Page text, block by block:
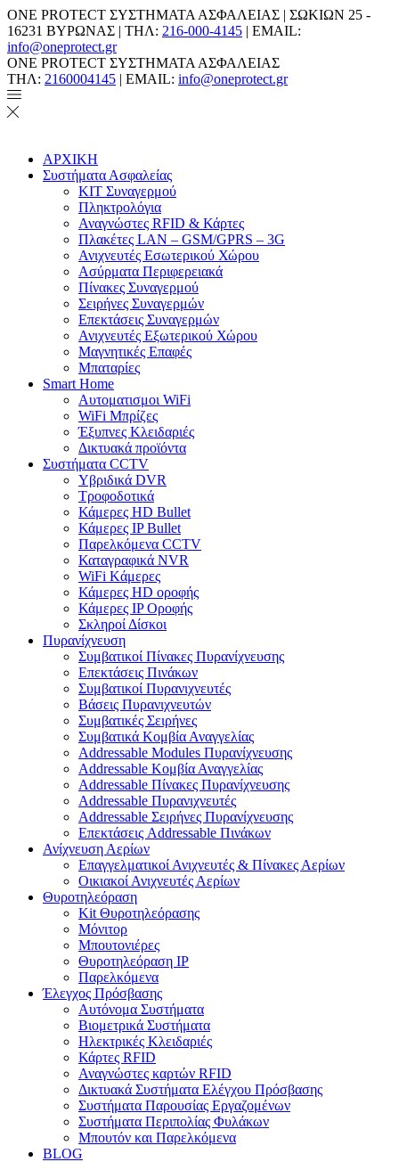
ONE PROTECT ΣΥΣΤΗΜΑΤΑ ΑΣΦΑΛΕΙΑΣ | ΣΩΚΙΩΝ 25 -
16231 ΒΥΡΩΝΑΣ | ΤΗΛ: 216-000-4145 | EMAIL:
info@oneprotect.gr
ONE PROTECT ΣΥΣΤΗΜΑΤΑ ΑΣΦΑΛΕΙΑΣ
ΤΗΛ: 2160004145 | EMAIL: info@oneprotect.gr
ΑΡΧΙΚΗ
Συστήματα Ασφαλείας
ΚΙΤ Συναγερμού
Πληκτρολόγια
Αναγνώστες RFID & Κάρτες
Πλακέτες LAN – GSM/GPRS – 3G
Ανιχνευτές Εσωτερικού Χώρου
Aσύρματα Περιφερειακά
Πίνακες Συναγερμού
Σειρήνες Συναγερμών
Επεκτάσεις Συναγερμών
Ανιχνευτές Εξωτερικού Χώρου
Μαγνητικές Επαφές
Μπαταρίες
Smart Home
Αυτοματισμοι WiFi
WiFi Μπρίζες
Έξυπνες Κλειδαριές
Δικτυακά προϊόντα
Συστήματα CCTV
Υβριδικά DVR
Tροφοδοτικά
Κάμερες HD Βullet
Κάμερες IP Βullet
Παρελκόμενα CCTV
Καταγραφικά NVR
WiFi Kάμερες
Κάμερες HD οροφής
Κάμερες IP Οροφής
Σκληροί Δίσκοι
Πυρανίχνευση
Συμβατικοί Πίνακες Πυρανίχνευσης
Επεκτάσεις Πινάκων
Συμβατικοί Πυρανιχνευτές
Βάσεις Πυρανιχνευτών
Συμβατικές Σειρήνες
Συμβατικά Κομβία Αναγγελίας
Addressable Modules Πυρανίχνευσης
Addressable Κομβία Αναγγελίας
Addressable Πίνακες Πυρανίχνευσης
Addressable Πυρανιχνευτές
Addressable Σειρήνες Πυρανίχνευσης
Επεκτάσεις Addressable Πινάκων
Ανίχνευση Αερίων
Επαγγελματικοί Ανιχνευτές & Πίνακες Αερίων
Οικιακοί Ανιχνευτές Αερίων
Θυροτηλεόραση
Kit Θυροτηλεόρασης
Μόνιτορ
Μπουτονιέρες
Θυροτηλεόραση ΙΡ
Παρελκόμενα
Έλεγχος Πρόσβασης
Aυτόνομα Συστήματα
Βιομετρικά Συστήματα
Ηλεκτρικές Κλειδαριές
Κάρτες RFID
Αναγνώστες καρτών RFID
Δικτυακά Συστήματα Ελέγχου Πρόσβασης
Συστήματα Παρουσίας Εργαζομένων
Συστήματα Περιπολίας Φυλάκων
Mπουτόν και Παρελκόμενα
BLOG